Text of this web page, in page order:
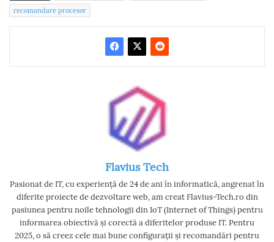
recomandare procesor
Flavius Tech
Pasionat de IT, cu experiență de 24 de ani în informatică, angrenat în
diferite proiecte de dezvoltare web, am creat Flavius-Tech.ro din
pasiunea pentru noile tehnologii din IoT (Internet of Things) pentru
informarea obiectivă și corectă a diferitelor produse IT. Pentru
2025, o să creez cele mai bune configurații și recomandări pentru